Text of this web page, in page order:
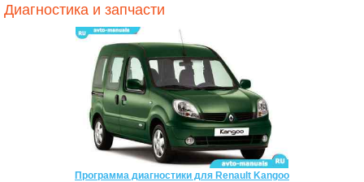
Диагностика и запчасти
Программа диагностики для Renault Kangoo